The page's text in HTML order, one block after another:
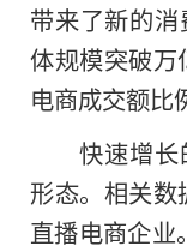
带来了新的
体规模突破
电商成交额比
快速增
形态。相关
直播电商企业